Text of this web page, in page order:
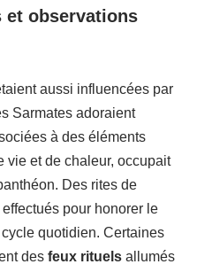
et observations
aussi influencées par
Sarmates adoraient
à des éléments
vie et de chaleur, occupait
Des rites de
pour honorer le
quotidien. Certaines
des feux rituels allumés